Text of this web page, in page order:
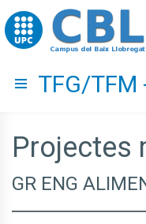
Go to upc.edu
Hide menu
TFG/TFM
Projectes
GR ENG